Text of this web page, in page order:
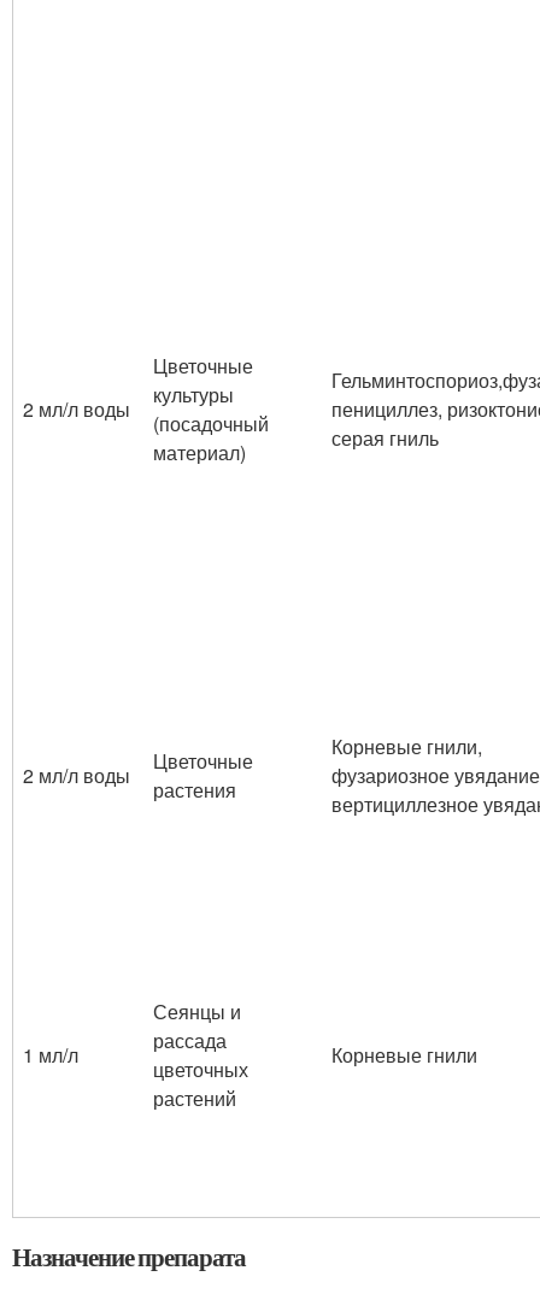
2 мл/л воды
Цветочные
культуры
(посадочный
материал)
пенициллез,
серая гниль
2 мл/л воды
Цветочные
растения
Корневые гнили,
фузариозное
вертициллезное
1 мл/л
Сеянцы и
рассада
цветочных
растений
Корневые гнили
Назначение препарата